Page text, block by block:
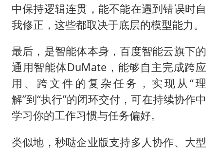
中保持逻辑连贯，能不能在遇到错误时自
我修正，这些都取决于底层的模型能力。
最后，是智能体本身，百度智能云旗下的
通用智能体DuMate，能够自主完成跨应
用、跨文件的复杂任务，实现从“理
解”到“执行”的闭环交付，可在持续协作中
学习你的工作习惯与任务偏好。
类似地，秒哒企业版支持多人协作、大型